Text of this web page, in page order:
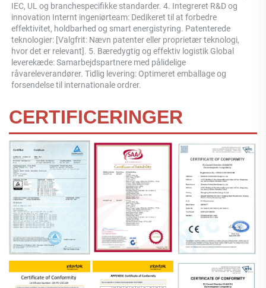
IEC, UL og branchespecifikke standarder. 4. Integreret R&D og
innovation Internt ingeniørteam: Dedikeret til at forbedre
effektivitet, holdbarhed og smart energistyring. Patenterede
teknologier: [Valgfrit: Nævn patenter eller proprietær teknologi,
hvor det er relevant]. 5. Bæredygtig og effektiv logistik Global
leverekæde: Samarbejdspartnere med pålidelige
råvareleverandører. Tidlig levering: Optimeret emballage og
forsendelse til internationale ordrer.
CERTIFICERINGER